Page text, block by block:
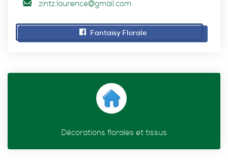
zintz.laurence@gmail.com
Fantaisy Florale
Décorations florales et tissus